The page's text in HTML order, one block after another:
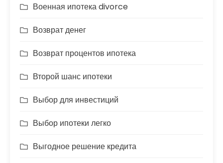
Военная ипотека divorce
Возврат денег
Возврат процентов ипотека
Второй шанс ипотеки
Выбор для инвестиций
Выбор ипотеки легко
Выгодное решение кредита